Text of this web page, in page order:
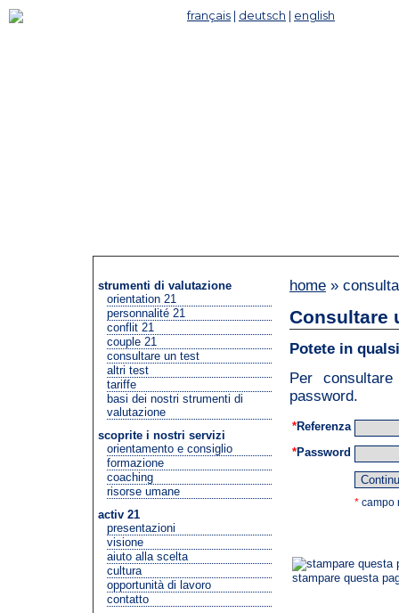
français deutsch english
strumenti di valutazione
orientation 21
personnalité 21
conflit 21
couple 21
consultare un test
altri test
tariffe
basi dei nostri strumenti di
valutazione
scoprite i nostri servizi
orientamento e consiglio
formazione
coaching
risorse umane
activ 21
presentazioni
visione
aiuto alla scelta
cultura
opportunità di lavoro
contatto
home »
Consultare
Potete in
Per
password.
*Referenza
*Password
* campo
stampare questa